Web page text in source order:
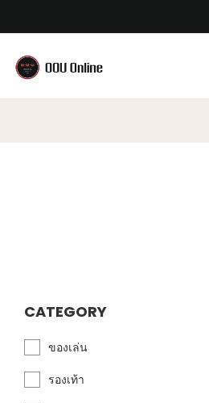
CATEGORY
ของเล่น
รองเท้า